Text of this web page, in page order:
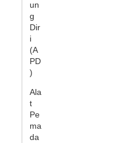
un
g
Dir
i
(A
PD
)
Ala
t
Pe
ma
da